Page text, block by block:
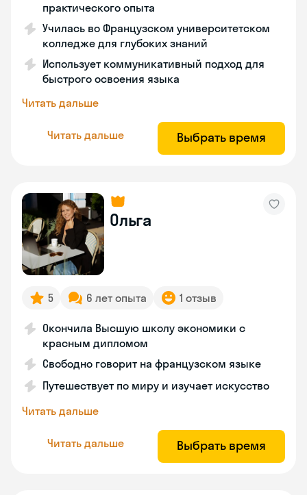
практического опыта
Училась во Французском университетском
колледже для глубоких знаний
Использует коммуникативный подход для
быстрого освоения языка
Читать дальше
Читать дальше Выбрать время
Ольга
5 6 лет опыта 1 отзыв
Окончила Высшую школу экономики с
красным дипломом
Свободно говорит на французском языке
Путешествует по миру и изучает искусство
Читать дальше
Читать дальше Выбрать время